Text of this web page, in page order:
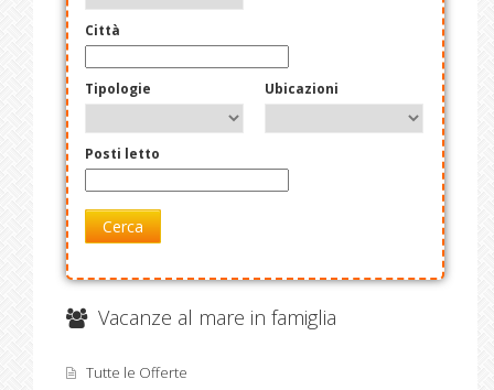
Città
Tipologie Ubicazioni
Posti letto
Cerca
Vacanze al mare in famiglia
Tutte le Offerte